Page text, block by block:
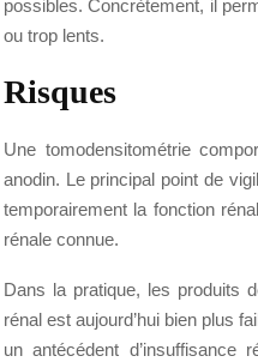
possibles. Concrètement, il
ou trop lents.
Risques
Une tomodensitométrie
anodin. Le principal point de
temporairement la fonction
rénale connue.
Dans la pratique, les produits
rénal est aujourd’hui bien plus
un antécédent d’insuffisance